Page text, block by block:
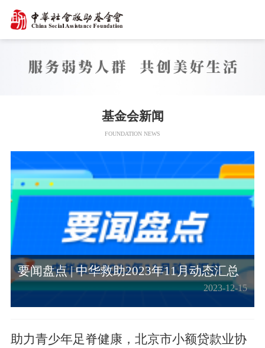
基金会新闻
FOUNDATION NEWS
要闻盘点 | 中华救助2023年11月动态汇总
2023-12-15
助力青少年足脊健康，北京市小额贷款业协